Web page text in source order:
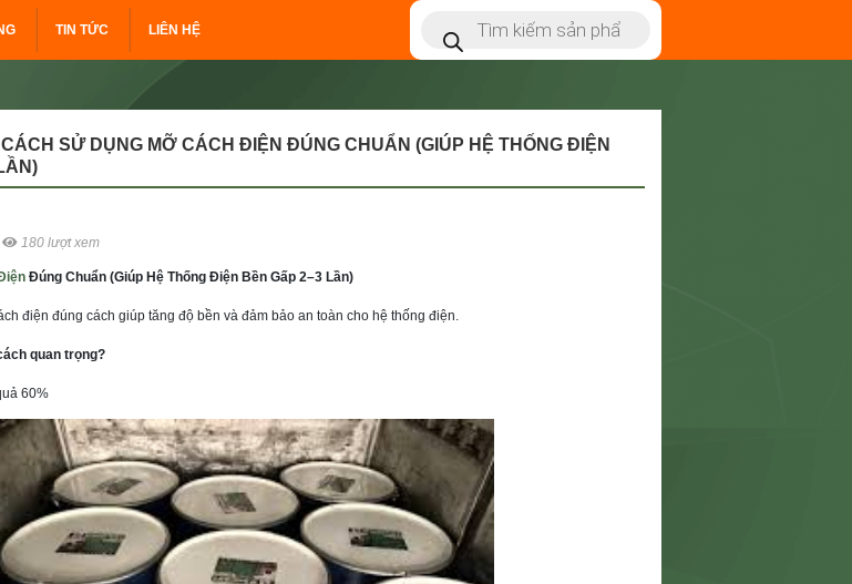
TIN TỨC LIÊN HỆ
CÁCH SỬ DỤNG MỠ CÁCH ĐIỆN ĐÚNG CHUẨN (GIÚP HỆ THỐNG ĐIỆN
180 lượt xem
Đúng Chuẩn (Giúp Hệ Thống Điện Bền Gấp 2–3 Lần)
điện đúng cách giúp tăng độ bền và đảm bảo an toàn cho hệ thống điện.
quan trọng?
60%